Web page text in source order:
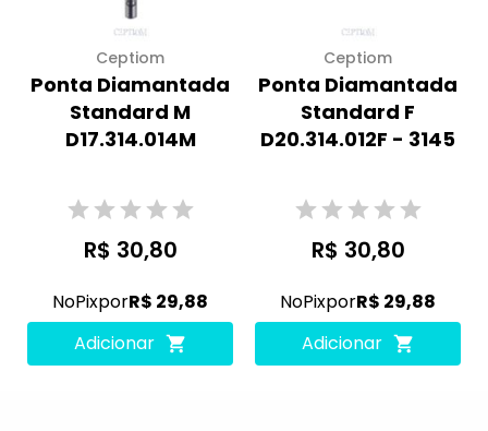
Ceptiom
Ponta Diamantada
Standard M
D17.314.014M
R$ 30,80
NoPixporR$ 29,88
Adicionar
Ceptiom
Ponta Diamantada
Standard F
D20.314.012F - 3145
R$ 30,80
NoPixporR$ 29,88
Adicionar